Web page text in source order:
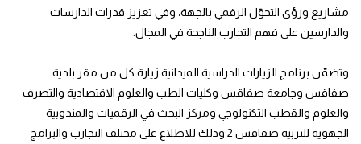
مشاريع ورؤى التحوّل الرقمي بالجهة، وفي تعزيز قدرات الدارسات
والدارسين على فهم التجارب الناجحة في المجال.
وتضمّن برنامج الزيارات الدراسية الميدانية زيارة كل من مقر بلدية
صفاقس وجامعة صفاقس وكليات الطب والعلوم الاقتصادية والتصرف
والعلوم والقطب التكنولوجي ومركز البحث في الرقميات والمندوبية
الجهوية للتربية صفاقس 2 وذلك للاطلاع على مختلف التجارب والبرامج